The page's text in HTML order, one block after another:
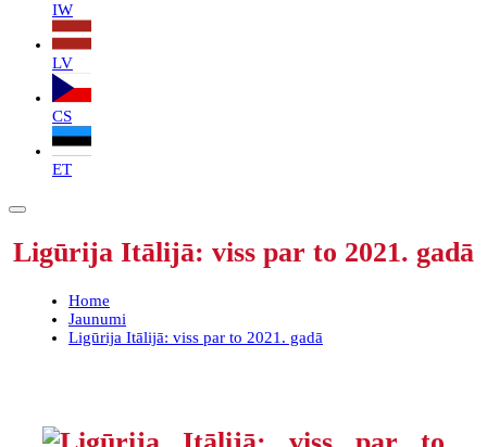
IW
LV
CS
ET
Ligūrija Itālijā: viss par to 2021. gadā
Home
Jaunumi
Ligūrija Itālijā: viss par to 2021. gadā